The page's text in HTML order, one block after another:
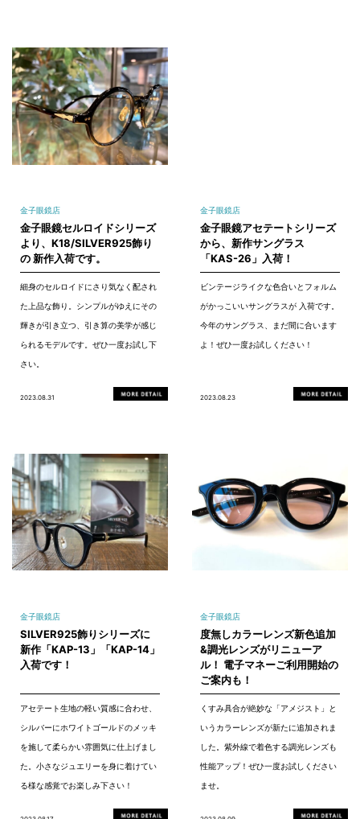
金子眼鏡店
金子眼鏡セルロイドシリーズ
より、K18/SILVER925飾り
の 新作入荷です。
細身のセルロイドにさり気なく配され
た上品な飾り。シンプルがゆえにその
輝きが引き立つ、引き算の美学が感じ
られるモデルです。ぜひ一度お試し下
さい。
2023.08.31
金子眼鏡店
金子眼鏡アセテートシリーズ
から、新作サングラス
「KAS-26」入荷！
ビンテージライクな色合いとフォルム
がかっこいいサングラスが 入荷です。
今年のサングラス、まだ間に合います
よ！ぜひ一度お試しください！
2023.08.23
金子眼鏡店
SILVER925飾りシリーズに
新作「KAP-13」「KAP-14」
入荷です！
アセテート生地の軽い質感に合わせ、
シルバーにホワイトゴールドのメッキ
を施して柔らかい雰囲気に仕上げまし
た。小さなジュエリーを身に着けてい
る様な感覚でお楽しみ下さい！
金子眼鏡店
度無しカラーレンズ新色追加
&調光レンズがリニューア
ル！ 電子マネーご利用開始の
ご案内も！
くすみ具合が絶妙な「アメジスト」と
いうカラーレンズが新たに追加されま
した。紫外線で着色する調光レンズも
性能アップ！ぜひ一度お試しください
ませ。